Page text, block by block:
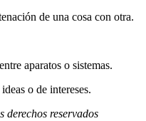
de una cosa con otra.
aparatos o sistemas.
o de intereses.
reservados